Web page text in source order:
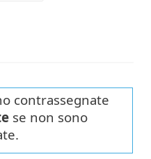
contrassegnate
se non sono